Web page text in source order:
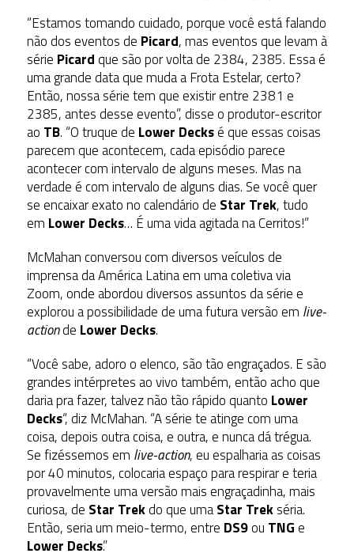
“Estamos tomando cuidado, porque você está falando
não dos eventos de Picard, mas eventos que levam à
série Picardque são por volta de 2384, 2385. Essa é
uma grande data que muda a Frota Estelar, certo?
Então, nossa série tem que existir entre 2381 e
2385, antes desse evento”, disse o produtor-escritor
ao TB. “O truque de Lower Decksé que essas coisas
parecem que acontecem, cada episódio parece
acontecer com intervalo de alguns meses. Mas na
verdade é com intervalo de alguns dias. Se você quer
se encaixar exato no calendário de Star Trek, tudo
em Lower Decks… É uma vida agitada na Cerritos!”
McMahan conversou com diversos veículos de
imprensa da América Latina em uma coletiva via
Zoom, onde abordou diversos assuntos da série e
explorou a possibilidade de uma futura versão em live-
actionde Lower Decks.
“Você sabe, adoro o elenco, são tão engraçados. E são
grandes intérpretes ao vivo também, então acho que
daria pra fazer, talvez não tão rápido quanto Lower
Decks“, diz McMahan. “A série te atinge com uma
coisa, depois outra coisa, e outra, e nunca dá trégua.
Se fizéssemos em live-action, eu espalharia as coisas
por 40 minutos, colocaria espaço para respirar e teria
provavelmente uma versão mais engraçadinha, mais
curiosa, de Star Trekdo que umaStar Trekséria.
Então, seria um meio-termo, entre DS9ou TNGe
Lower Decks.”